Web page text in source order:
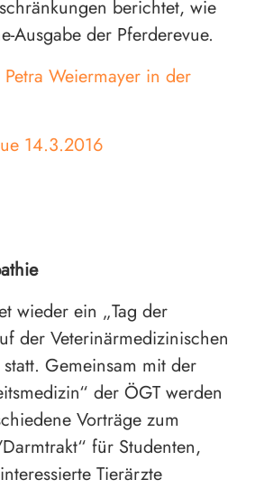
berichtet, wie
Ausgabe der Pferderevue.
Weiermayer in der
14.3.2016
wieder ein „Tag der
der Veterinärmedizinischen
Gemeinsam mit der
der ÖGT werden
Vorträge zum
für Studenten,
Tierärzte